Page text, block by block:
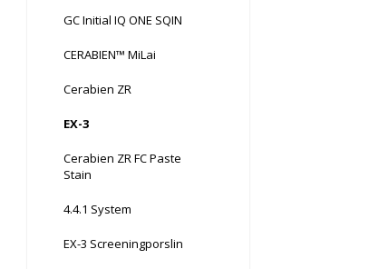
GC Initial IQ ONE SQIN
CERABIEN™ MiLai
Cerabien ZR
EX-3
Cerabien ZR FC Paste
Stain
4.4.1 System
EX-3 Screeningporslin